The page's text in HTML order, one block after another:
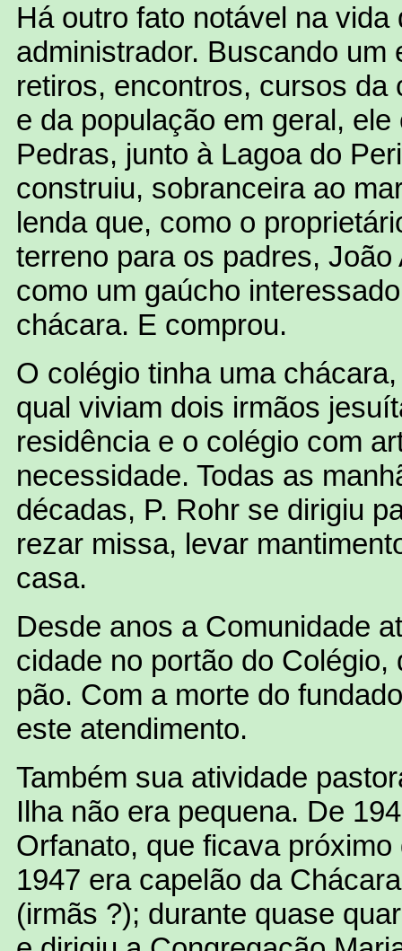
Há outro fato notável na vida
administrador. Buscando um
retiros, encontros, cursos da
e da população em geral,
Pedras, junto à Lagoa do
construiu, sobranceira ao
lenda que, como o
terreno para os padres,
como um gaúcho
chácara. E comprou.
O colégio tinha uma
qual viviam dois irmãos
residência e o colégio com
necessidade. Todas as
décadas, P. Rohr se dirigiu
rezar missa, levar
casa.
Desde anos a Comunidade
cidade no portão do
pão. Com a morte do
este atendimento.
Também sua atividade
Ilha não era pequena. De
Orfanato, que ficava
1947 era capelão da
(irmãs ?); durante quase